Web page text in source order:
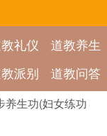
礼仪
道教养生
派别 道教问答
生功(妇女练功